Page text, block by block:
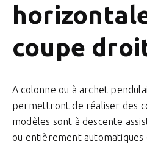
coupe
A colonne ou à archet
permettront de réaliser des
modèles sont à descente
ou entièrement automatiques